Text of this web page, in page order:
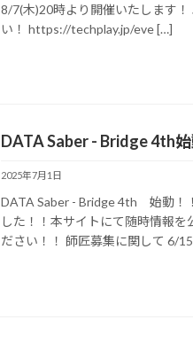
8/7(木)20時より開催いたします
い！ https://techplay.jp/eve […]
DATA Saber - Bridge 4th
2025年7月1日
DATA Saber - Bridge 4th 始動！
した！！本サイトにて随時情報を
ださい！！ 師匠募集に関して 6/